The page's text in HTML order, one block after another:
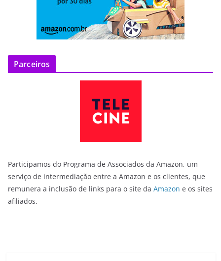
Parceiros
Participamos do Programa de Associados da Amazon, um
serviço de intermediação entre a Amazon e os clientes, que
remunera a inclusão de links para o site da Amazon e os sites
afiliados.